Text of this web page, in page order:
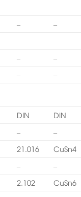
– –
–
–
– –
DIN
DIN
–
–
21.016
CuSn4
–
–
2.102
CuSn6